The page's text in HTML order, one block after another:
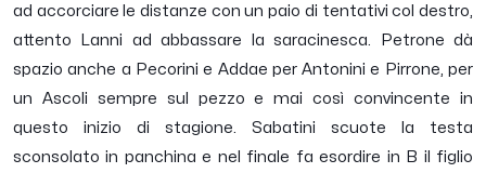
ad accorciare le distanze con un paio di tentativi col destro,
attento Lanni ad abbassare la saracinesca. Petrone dà
spazio anche a Pecorini e Addae per Antonini e Pirrone, per
un Ascoli sempre sul pezzo e mai così convincente in
questo inizio di stagione. Sabatini scuote la testa
sconsolato in panchina e nel finale fa esordire in B il figlio